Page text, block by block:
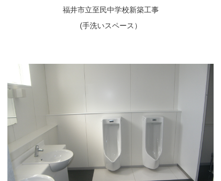
福井市立至民中学校新築工事
(手洗いスペース）